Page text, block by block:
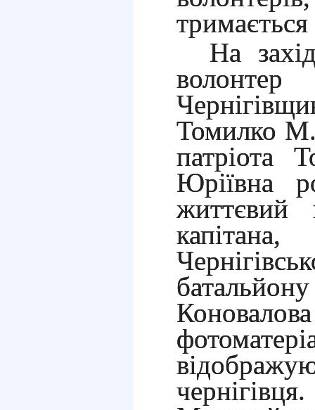
На
Томилко
патріота
Юріївна